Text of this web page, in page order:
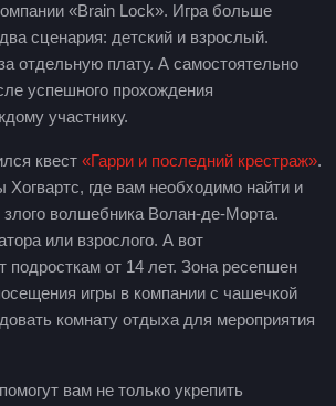
«Brain Lock». Игра больше
сценария: детский и взрослый.
отдельную плату. А самостоятельно
успешного прохождения
участнику.
квест «Гарри и последний крестраж».
где вам необходимо найти и
волшебника Волан-де-Морта.
или взрослого. А вот
подросткам от 14 лет. Зона ресепшен
игры в компании с чашечкой
комнату отдыха для мероприятия
вам не только укрепить